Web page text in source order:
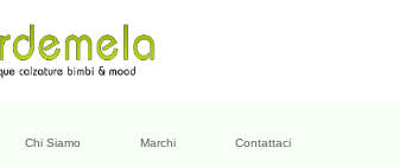
Chi Siamo Marchi Contattaci